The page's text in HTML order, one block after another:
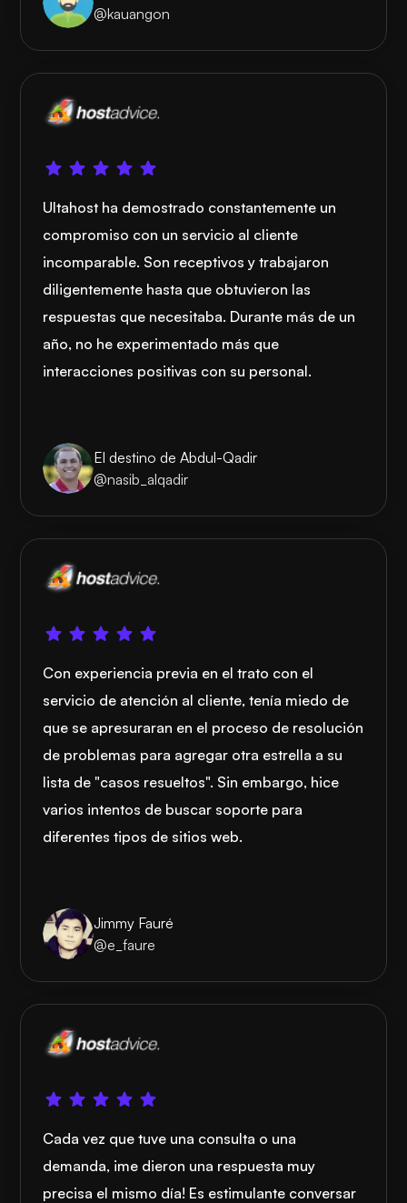
@kauangon
Ultahost ha demostrado constantemente un
compromiso con un servicio al cliente
incomparable. Son receptivos y trabajaron
diligentemente hasta que obtuvieron las
respuestas que necesitaba. Durante más de un
año, no he experimentado más que
interacciones positivas con su personal.
El destino de Abdul-Qadir
@nasib_alqadir
Con experiencia previa en el trato con el
servicio de atención al cliente, tenía miedo de
que se apresuraran en el proceso de resolución
de problemas para agregar otra estrella a su
lista de "casos resueltos". Sin embargo, hice
varios intentos de buscar soporte para
diferentes tipos de sitios web.
Jimmy Fauré
@e_faure
Cada vez que tuve una consulta o una
demanda, ¡me dieron una respuesta muy
precisa el mismo día! Es estimulante conversar